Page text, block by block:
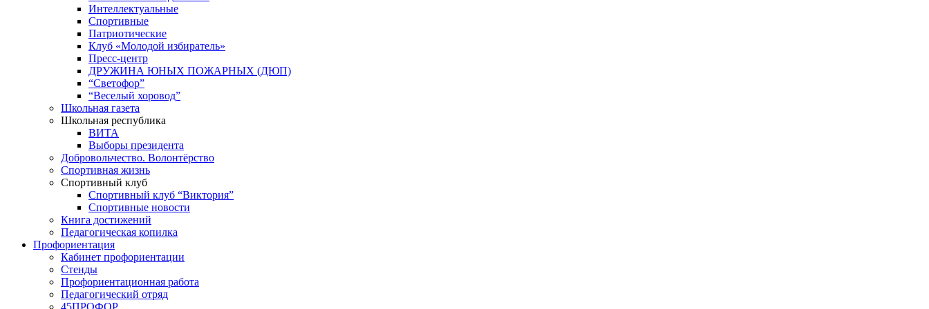
Интеллектуальные
Спортивные
Патриотические
Клуб «Молодой избиратель»
Пресс-центр
ДРУЖИНА ЮНЫХ ПОЖАРНЫХ (ДЮП)
“Светофор”
“Веселый хоровод”
Школьная газета
Школьная республика
ВИТА
Выборы президента
Добровольчество. Волонтёрство
Спортивная жизнь
Спортивный клуб
Спортивный клуб “Виктория”
Спортивные новости
Книга достижений
Педагогическая копилка
Профориентация
Кабинет профориентации
Стенды
Профориентационная работа
Педагогический отряд
45ПРОФОР